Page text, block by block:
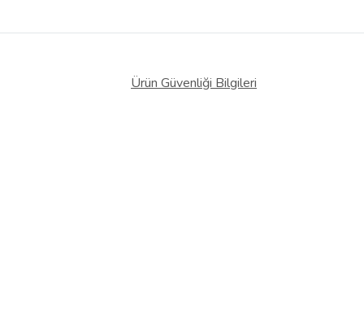
Ürün Güvenliği Bilgileri